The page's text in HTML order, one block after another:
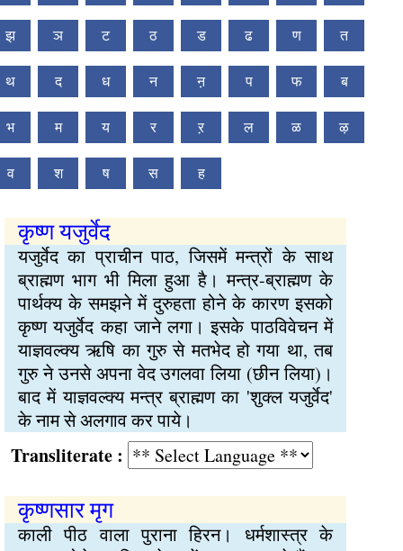
झ ञ ट ठ ड ढ ण त
थ द ध न ऩ प फ ब
भ म य र ऱ ल ळ ऴ
व श ष स ह
कृष्ण यजुर्वेद
यजुर्वेद का प्राचीन पाठ, जिसमें मन्त्रों के साथ
ब्राह्मण भाग भी मिला हुआ है। मन्त्र-ब्राह्मण के
पार्थक्य के समझने में दुरुहता होने के कारण इसको
कृष्ण यजुर्वेद कहा जाने लगा। इसके पाठविवेचन में
याज्ञवल्क्य ऋषि का गुरु से मतभेद हो गया था, तब
गुरु ने उनसे अपना वेद उगलवा लिया (छीन लिया)।
बाद में याज्ञवल्क्य मन्त्र ब्राह्मण का 'शुक्ल यजुर्वेद'
के नाम से अलगाव कर पाये।
:
कृष्णसार मृग
काली पीठ वाला पुराना हिरन। धर्मशास्त्र के